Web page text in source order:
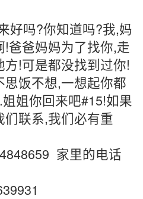
好吗?你知道吗?我,妈
爸爸妈妈为了找你,走
!可是都没找到过你!
饭不想,一想起你都
姐你回来吧#15!如果
联系,我们必有重
家里的电话